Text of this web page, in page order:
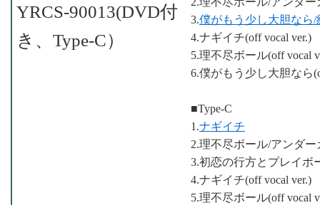
3.僕がもう少し大胆なら/
4.ナギイチ(off vocal ver.)
5.理不尽ボール(off vocal
6.僕がもう少し大胆なら
■Type-C
1.ナギイチ
2.理不尽ボール/アンダー
3.初恋の行方とプレイボ
4.ナギイチ(off vocal ver.)
5.理不尽ボール(off vocal
YRCS-90013(DVD付
き、Type-C）